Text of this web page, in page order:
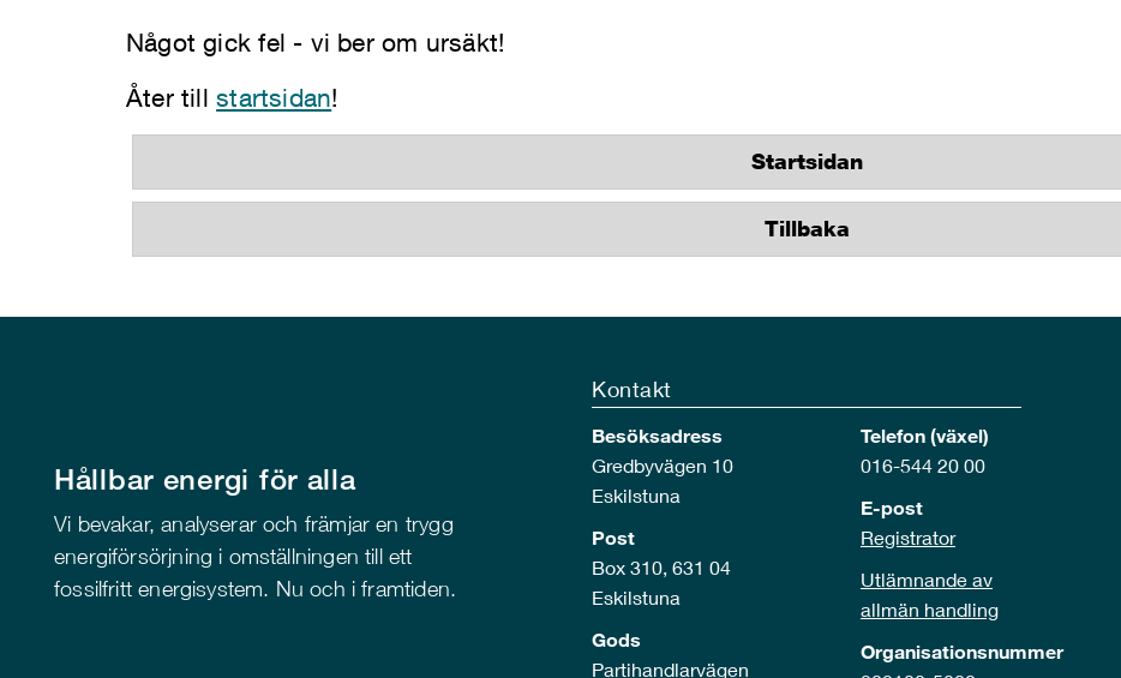
Något gick fel - vi ber om ursäkt!
Åter tillstartsidan!
Startsidan
Tillbaka
Hållbar energi för alla
Vi bevakar, analyserar och främjar en trygg
energiförsörjning i omställningen till ett
fossilfritt energisystem. Nu och i framtiden.
Kontakt
Besöksadress
Gredbyvägen 10
Eskilstuna
Post
Box 310, 631 04
Eskilstuna
Gods
Partihandlarvägen
Telefon (växel)
016-544 20 00
E-post
Registrator
Utlämnande av
allmän handling
Organisationsnummer